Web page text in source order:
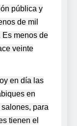
pública y
de mil
Es menos de
veinte
en día las
en
para
tienen el